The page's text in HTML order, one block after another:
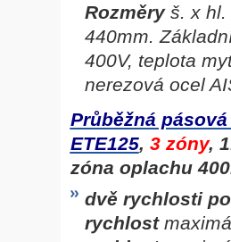
Rozměryš. x hl.
440mm.
400V, teplota
nerezová ocel
Průběžná
ETE125, 3 zóny,
zóna oplachu
dvě rychlosti
rychlost